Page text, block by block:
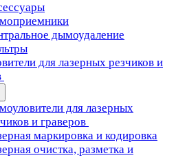
дымоудаление
для лазерных резчиков и
для лазерных
и граверов
маркировка и кодировка
очистка, разметка и